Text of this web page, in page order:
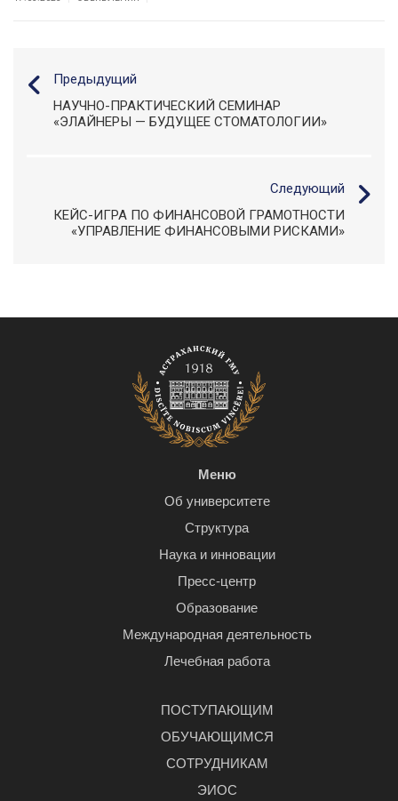
Предыдущий
НАУЧНО-ПРАКТИЧЕСКИЙ СЕМИНАР
«ЭЛАЙНЕРЫ — БУДУЩЕЕ СТОМАТОЛОГИИ»
Следующий
КЕЙС-ИГРА ПО ФИНАНСОВОЙ ГРАМОТНОСТИ
«УПРАВЛЕНИЕ ФИНАНСОВЫМИ РИСКАМИ»
Меню
Об университете
Структура
Наука и инновации
Пресс-центр
Образование
Международная деятельность
Лечебная работа
ПОСТУПАЮЩИМ
ОБУЧАЮЩИМСЯ
СОТРУДНИКАМ
ЭИОС